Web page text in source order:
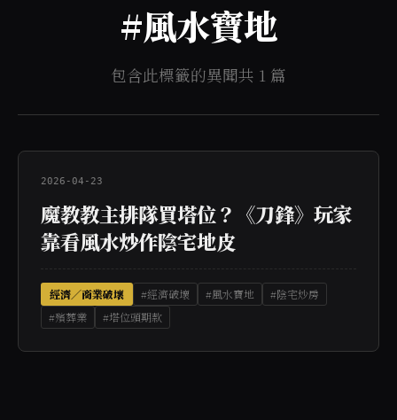
#風水寶地
包含此標籤的異聞共 1 篇
2026-04-23
魔教教主排隊買塔位？《刀鋒》玩家
靠看風水炒作陰宅地皮
經濟／商業破壞 #經濟破壞 #風水寶地
#陰宅炒房
#殯葬業
#塔位頭期款